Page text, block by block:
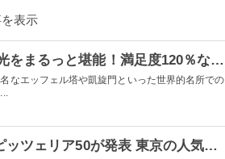
表示
【PR】憧れのフランス・パリ＋台湾観光をまるっと堪能！満足度120％な弾丸海外旅行プラン
なエッフェル塔や凱旋門といった世界的名所での
2025年版・アジア太平洋地域のベストピッツェリア50が発表 東京の人気店が3年連続首位